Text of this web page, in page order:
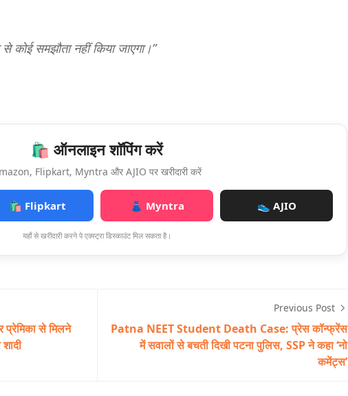
कोई समझौता नहीं किया जाएगा।”
🛍️ ऑनलाइन शॉपिंग करें
Flipkart, Myntra और AJIO पर खरीदारी करें
🛍️ Flipkart 👗 Myntra 👟 AJIO
यहाँ से खरीदारी करने पे एक्स्ट्रा डिस्काउंट मिल सकता है।
से मिलने
Previous Post
Patna NEET Student Death Case: प्रेस कॉन्फ्रेंस
में सवालों से बचती दिखी पटना पुलिस, SSP ने कहा ‘नो
कमेंट्स’